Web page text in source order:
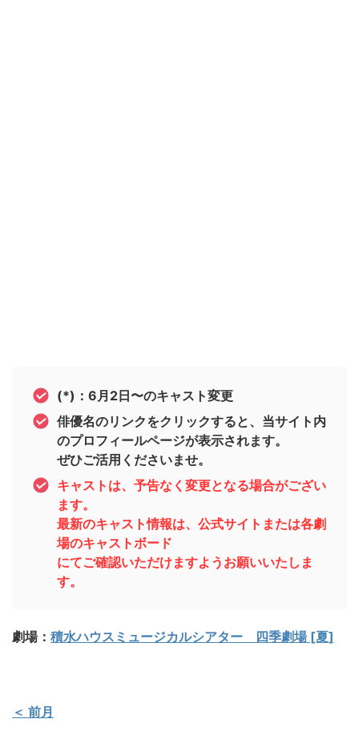
(*)：6月2日〜のキャスト変更
俳優名のリンクをクリックすると、当サイト内
のプロフィールページが表示されます。
ぜひご活用くださいませ。
キャストは、予告なく変更となる場合がござい
ます。
最新のキャスト情報は、公式サイトまたは各劇
場のキャストボード
にてご確認いただけますようお願いいたしま
す。
劇場： 積水ハウスミュージカルシアター 四季劇場 [夏]
＜ 前月